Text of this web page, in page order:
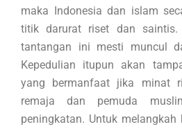
maka Indonesia dan islam
titik darurat riset dan saintis.
tantangan ini mesti muncul
Kepedulian itupun akan
yang bermanfaat jika minat
remaja dan pemuda
peningkatan. Untuk